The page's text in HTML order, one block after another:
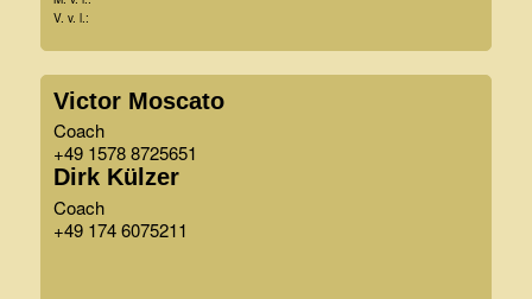
V. v. l.:
Victor Moscato
Coach
+49 1578 8725651
Dirk Külzer
Coach
+49 174 6075211